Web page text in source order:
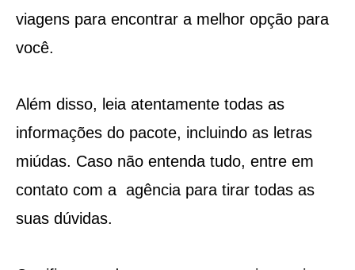
viagens para encontrar a melhor opção para
você.
Além disso, leia atentamente todas as
informações do pacote, incluindo as letras
miúdas. Caso não entenda tudo, entre em
contato com a agência para tirar todas as
suas dúvidas.